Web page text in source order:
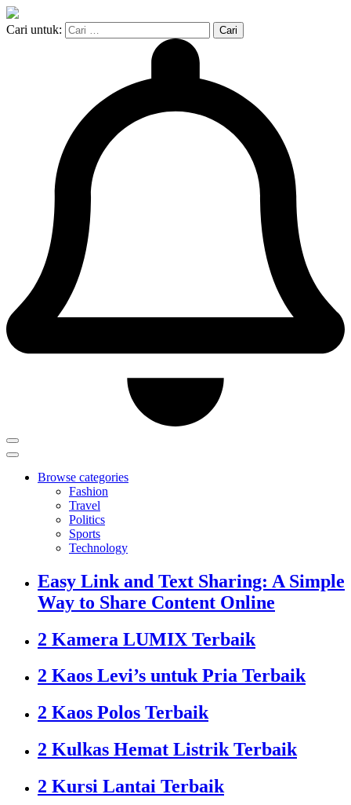
Cari untuk:
Browse categories
Fashion
Travel
Politics
Sports
Technology
Easy Link and Text Sharing: A Simple
Way to Share Content Online
2 Kamera LUMIX Terbaik
2 Kaos Levi’s untuk Pria Terbaik
2 Kaos Polos Terbaik
2 Kulkas Hemat Listrik Terbaik
2 Kursi Lantai Terbaik